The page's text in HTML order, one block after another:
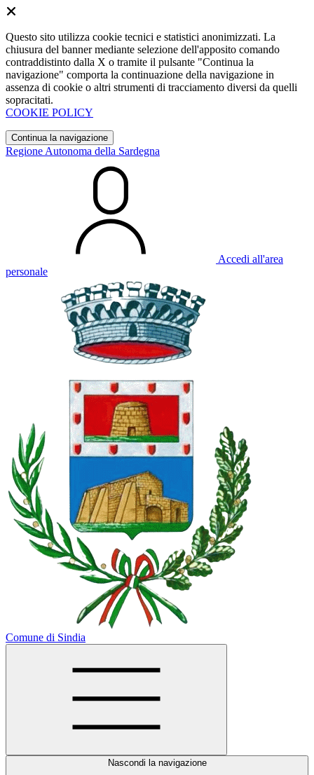
Questo sito utilizza cookie tecnici e statistici anonimizzati. La
chiusura del banner mediante selezione dell'apposito comando
contraddistinto dalla X o tramite il pulsante "Continua la
navigazione" comporta la continuazione della navigazione in
assenza di cookie o altri strumenti di tracciamento diversi da quelli
sopracitati.
COOKIE POLICY
Continua la navigazione
Regione Autonoma della Sardegna
Accedi all'area
personale
Comune di Sindia
Nascondi la navigazione